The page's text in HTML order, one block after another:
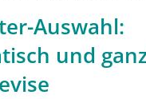
Auswahl:
und